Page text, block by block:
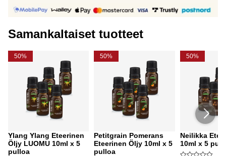
Samankaltaiset tuotteet
50%
Ylang Ylang Eteerinen
Öljy LUOMU 10ml x 5
pulloa
50%
Petitgrain Pomerans
Eteerinen Öljy 10ml x 5
pulloa
50%
Neilikka
10ml x 5